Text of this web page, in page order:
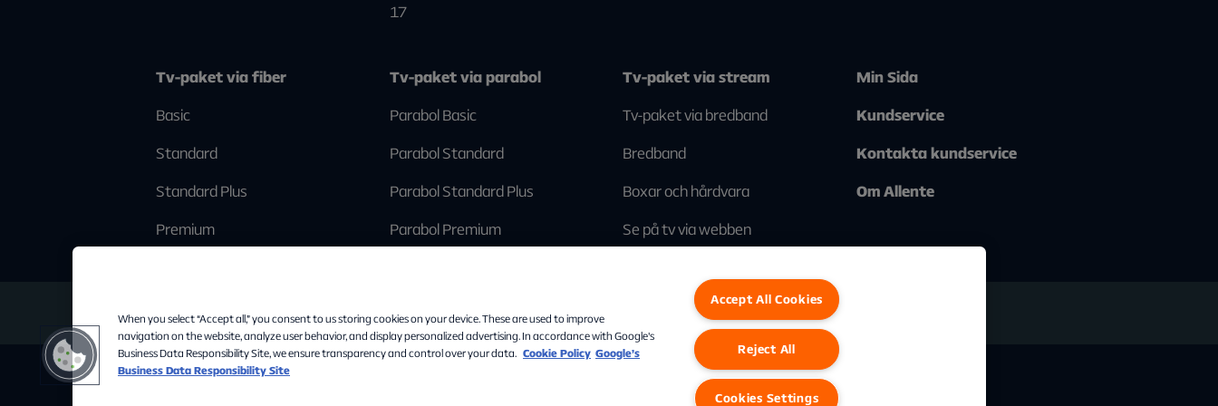
17
Tv-paket via fiber
Basic
Standard
Standard Plus
Premium
Tv-paket via parabol
Parabol Basic
Parabol Standard
Parabol Standard Plus
Parabol Premium
Tv-paket via stream
Tv-paket via bredband
Bredband
Boxar och hårdvara
Se på tv via webben
Min Sida
Kundservice
Kontakta kundservice
Om Allente
Facebook Instagram
Cookies Settings
When you select “Accept all,” you consent to us storing cookies on your device. These are used to improve
navigation on the website, analyze user behavior, and display personalized advertising. In accordance with Google's
Business Data Responsibility Site, we ensure transparency and control over your data. Cookie Policy Google’s
Business Data Responsibility Site
Accept All Cookies
Reject All
Cookies Settings